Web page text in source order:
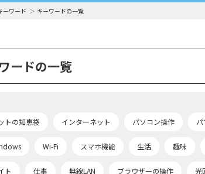
ーワード キーワードの一覧
ードの一覧
トの知恵袋 インターネット パソコン操作
Wi-Fi スマホ機能 生活 趣味
ト 仕事 無線LAN ブラウザーの操作 光